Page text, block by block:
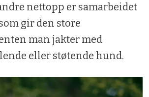
nettopp er samarbeidet
gir den store
man jakter med
eller støtende hund.